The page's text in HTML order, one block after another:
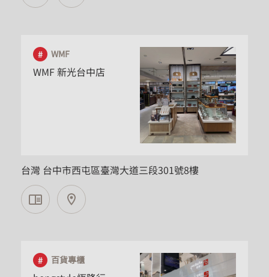
WMF
WMF 新光台中店
台灣 台中市西屯區臺灣大道三段301號8樓
百貨專櫃